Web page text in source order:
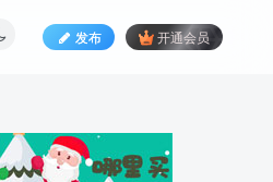
发布 开通会员